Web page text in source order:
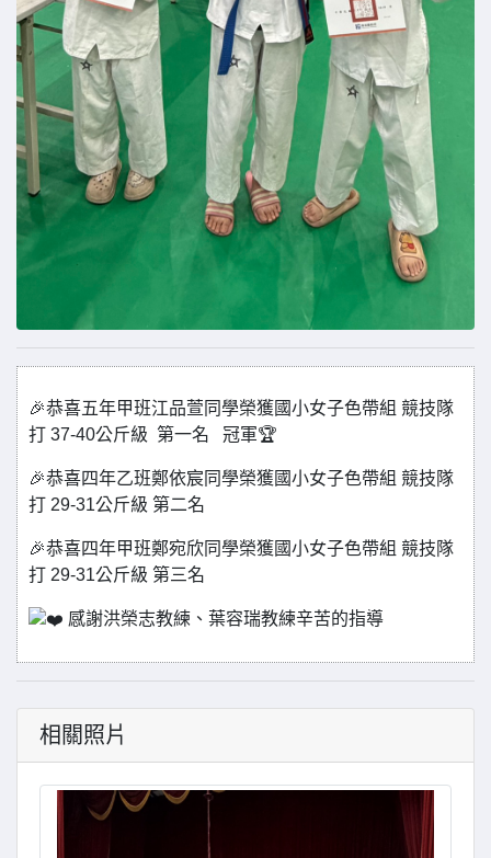
🎉恭喜五年甲班江品萱同學榮獲國小女子色帶組 競技隊
打 37-40公斤級 第一名 冠軍🏆
🎉恭喜四年乙班鄭依宸同學榮獲國小女子色帶組 競技隊
打 29-31公斤級 第二名
🎉恭喜四年甲班鄭宛欣同學榮獲國小女子色帶組 競技隊
打 29-31公斤級 第三名
感謝洪榮志教練、葉容瑞教練辛苦的指導
相關照片